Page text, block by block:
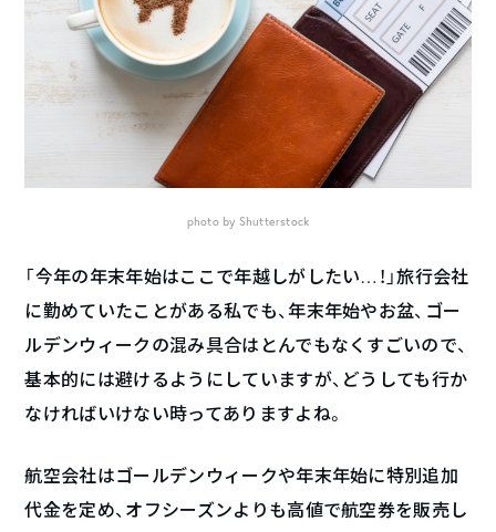
photo by Shutterstock
「今年の年末年始はここで年越しがしたい…！」旅行会社
に勤めていたことがある私でも、年末年始やお盆、ゴー
ルデンウィークの混み具合はとんでもなくすごいので、
基本的には避けるようにしていますが、どうしても行か
なければいけない時ってありますよね。
航空会社はゴールデンウィークや年末年始に特別追加
代金を定め、オフシーズンよりも高値で航空券を販売し